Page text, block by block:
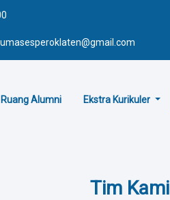
Ruang Alumni Ekstra Kurikuler
Tim Kami